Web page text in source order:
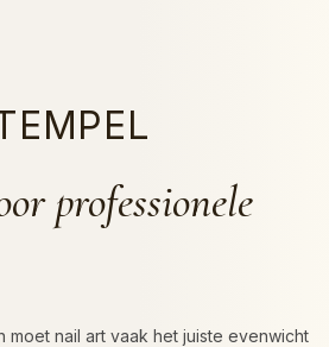
professionele
moet nail art vaak het juiste evenwicht